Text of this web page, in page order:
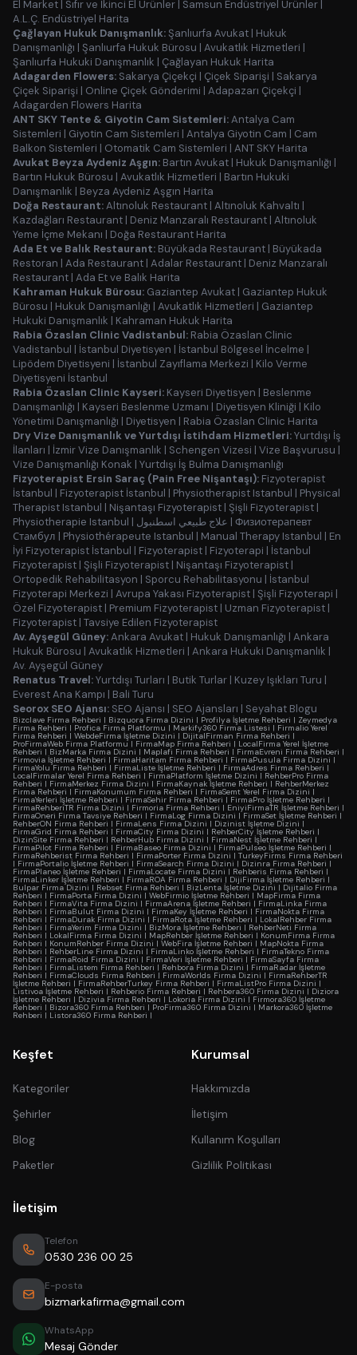
El Market | Sıfır ve İkinci El Ürünler | Samsun Endüstriyel Ürünler |
A.L.Ç. Endüstriyel Harita
Çağlayan Hukuk Danışmanlık:Şanlıurfa Avukat | Hukuk
Danışmanlığı | Şanlıurfa Hukuk Bürosu | Avukatlık Hizmetleri |
Şanlıurfa Hukuki Danışmanlık | Çağlayan Hukuk Harita
Adagarden Flowers: Sakarya Çiçekçi | Çiçek Siparişi | Sakarya
Çiçek Siparişi | Online Çiçek Gönderimi | Adapazarı Çiçekçi |
Adagarden Flowers Harita
ANT SKY Tente & Giyotin Cam Sistemleri:Antalya Cam
Sistemleri | Giyotin Cam Sistemleri | Antalya Giyotin Cam | Cam
Balkon Sistemleri | Otomatik Cam Sistemleri | ANT SKY Harita
Avukat Beyza Aydeniz Aşgın: Bartın Avukat | Hukuk Danışmanlığı |
Bartın Hukuk Bürosu | Avukatlık Hizmetleri | Bartın Hukuki
Danışmanlık | Beyza Aydeniz Aşgın Harita
Doğa Restaurant:Altınoluk Restaurant | Altınoluk Kahvaltı |
Kazdağları Restaurant | Deniz Manzaralı Restaurant | Altınoluk
Yeme İçme Mekanı | Doğa Restaurant Harita
Ada Et ve Balık Restaurant: Büyükada Restaurant | Büyükada
Restoran | Ada Restaurant | Adalar Restaurant | Deniz Manzaralı
Restaurant | Ada Et ve Balık Harita
Kahraman Hukuk Bürosu: Gaziantep Avukat | Gaziantep Hukuk
Bürosu | Hukuk Danışmanlığı | Avukatlık Hizmetleri | Gaziantep
Hukuki Danışmanlık | Kahraman Hukuk Harita
Rabia Özaslan Clinic Vadistanbul: Rabia Özaslan Clinic
Vadistanbul | İstanbul Diyetisyen | İstanbul Bölgesel İncelme |
Lipödem Diyetisyeni | İstanbul Zayıflama Merkezi | Kilo Verme
Diyetisyeni İstanbul
Rabia Özaslan Clinic Kayseri: Kayseri Diyetisyen | Beslenme
Danışmanlığı | Kayseri Beslenme Uzmanı | Diyetisyen Kliniği | Kilo
Yönetimi Danışmanlığı | Diyetisyen | Rabia Özaslan Clinic Harita
Dry Vize Danışmanlık ve Yurtdışı İstihdam Hizmetleri:Yurtdışı İş
İlanları | İzmir Vize Danışmanlık | Schengen Vizesi | Vize Başvurusu |
Vize Danışmanlığı Konak | Yurtdışı İş Bulma Danışmanlığı
Fizyoterapist Ersin Saraç (Pain Free Nişantaşı): Fizyoterapist
İstanbul | Fizyoterapist İstanbul | Physiotherapist Istanbul | Physical
Therapist Istanbul | Nişantaşı Fizyoterapist | Şişli Fizyoterapist |
Physiotherapie Istanbul | علاج طبيعي اسطنبول | Физиотерапевт
Стамбул | Physiothérapeute Istanbul | Manual Therapy Istanbul | En
İyi Fizyoterapist İstanbul | Fizyoterapist | Fizyoterapi | İstanbul
Fizyoterapist | Şişli Fizyoterapist | Nişantaşı Fizyoterapist |
Ortopedik Rehabilitasyon | Sporcu Rehabilitasyonu | İstanbul
Fizyoterapi Merkezi | Avrupa Yakası Fizyoterapist | Şişli Fizyoterapi |
Özel Fizyoterapist | Premium Fizyoterapist | Uzman Fizyoterapist |
Fizyoterapist | Tavsiye Edilen Fizyoterapist
Av. Ayşegül Güney:Ankara Avukat | Hukuk Danışmanlığı | Ankara
Hukuk Bürosu | Avukatlık Hizmetleri | Ankara Hukuki Danışmanlık |
Av. Ayşegül Güney
Renatus Travel:Yurtdışı Turları | Butik Turlar | Kuzey Işıkları Turu |
Everest Ana Kampı | Bali Turu
Seorox SEO Ajansı: SEO Ajansı | SEO Ajansları | Seyahat Blogu
Bizclave Firma Rehberi | Bizquora Firma Dizini | Profilya İşletme Rehberi | Zeymedya
Firma Rehberi | Profica Firma Platformu | Markify360 Firma Listesi | Firmalio Yerel
Firma Rehberi | WebdeFirma İşletme Dizini | DijitalFirman Firma Rehberi |
ProFirmaWeb Firma Platformu | FirmaMap Firma Rehberi | LocalFirma Yerel İşletme
Rehberi | BizMarka Firma Dizini | Maplafi Firma Rehberi | FirmaEvreni Firma Rehberi |
Firmovia İşletme Rehberi | FirmaHaritam Firma Rehberi | FirmaPusula Firma Dizini |
FirmaYolu Firma Rehberi | FirmaListe İşletme Rehberi | FirmaAdres Firma Rehberi |
LocalFirmalar Yerel Firma Rehberi | FirmaPlatform İşletme Dizini | RehberPro Firma
Rehberi | FirmaMerkez Firma Dizini | FirmaKaynak İşletme Rehberi | RehberMerkez
Firma Rehberi | FirmaKonumum Firma Rehberi | FirmaSemt Yerel Firma Dizini |
FirmaYerleri İşletme Rehberi | FirmaSehir Firma Rehberi | FirmaPro İşletme Rehberi |
FirmaRehberiTR Firma Dizini | Firmoria Firma Rehberi | EniyiFirmaTR İşletme Rehberi |
FirmaOneri Firma Tavsiye Rehberi | FirmaLog Firma Dizini |FirmaSet İşletme Rehberi |
RehberON Firma Rehberi | FirmaLens Firma Dizini | Dizinist İşletme Dizini |
FirmaGrid Firma Rehberi | FirmaCity Firma Dizini | RehberCity İşletme Rehberi |
DizinSite Firma Rehberi | RehberHub Firma Dizini | FirmaNest İşletme Rehberi |
FirmaPilot Firma Rehberi | FirmaBaseo Firma Dizini | FirmaPulseo İşletme Rehberi |
FirmaRehberist Firma Rehberi | FirmaPorter Firma Dizini | TurkeyFirms Firma Rehberi
| FirmaPortalio İşletme Rehberi | FirmaSearch Firma Dizini | Dizinra Firma Rehberi |
FirmaPlaneo İşletme Rehberi | FirmaLocate Firma Dizini | Rehberis Firma Rehberi |
FirmaLinker İşletme Rehberi | FirmaROA Firma Rehberi | DijiFirma İşletme Rehberi |
Bulpar Firma Dizini | Rebset Firma Rehberi | BizLenta İşletme Dizini | Dijitalio Firma
Rehberi | FirmaPorta Firma Dizini | WebFirmio İşletme Rehberi | MapFirma Firma
Rehberi | FirmaVita Firma Dizini | FirmaArena İşletme Rehberi | FirmaLinka Firma
Rehberi | FirmaBulut Firma Dizini | FirmaKey İşletme Rehberi | FirmaNokta Firma
Rehberi | FirmaDurak Firma Dizini | FirmaRota İşletme Rehberi | LokalRehber Firma
Rehberi | FirmaYerim Firma Dizini | BizMora İşletme Rehberi | RehberNeti Firma
Rehberi | LokalFirma Firma Dizini | MapRehber İşletme Rehberi | KonumFirma Firma
Rehberi | KonumRehber Firma Dizini | WebFira İşletme Rehberi | MapNokta Firma
Rehberi | RehberLine Firma Dizini | FirmaLinko İşletme Rehberi | FirmaTekno Firma
Rehberi | FirmaRoid Firma Dizini | FirmaVeri İşletme Rehberi | FirmaSayfa Firma
Rehberi | FirmaListem Firma Rehberi | Rehbora Firma Dizini | FirmaRadar İşletme
Rehberi | FirmaClouds Firma Rehberi | FirmaWorlds Firma Dizini | FirmaRehberTR
İşletme Rehberi | FirmaRehberTurkey Firma Rehberi | FirmaListPro Firma Dizini |
Listivoa İşletme Rehberi | Rehberio Firma Rehberi | Rehbera360 Firma Dizini | Diziora
İşletme Rehberi | Dizivia Firma Rehberi | Lokoria Firma Dizini | Firmora360 İşletme
Rehberi | Bizora360 Firma Rehberi | ProFirma360 Firma Dizini | Markora360 İşletme
Rehberi | Listora360 Firma Rehberi |
Keşfet
Kategoriler
Şehirler
Blog
Paketler
Kurumsal
Hakkımızda
İletişim
Kullanım Koşulları
Gizlilik Politikası
İletişim
Telefon
0530 236 00 25
E-posta
bizmarkafirma@gmail.com
WhatsApp
Mesaj Gönder